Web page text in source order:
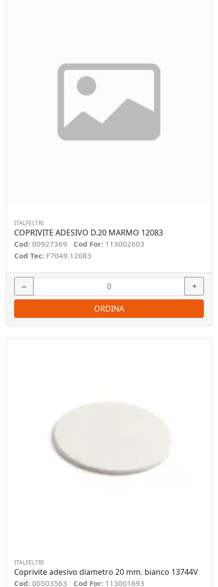
ITALFELTRI
COPRIVITE ADESIVO D.20 MARMO 12083
Cod: 00927369 Cod For: 113002603
Cod Tec: F7049.12083
− +
ORDINA
ITALFELTRI
Coprivite adesivo diametro 20 mm. bianco 13744V
Cod: 00503563 Cod For: 113001693